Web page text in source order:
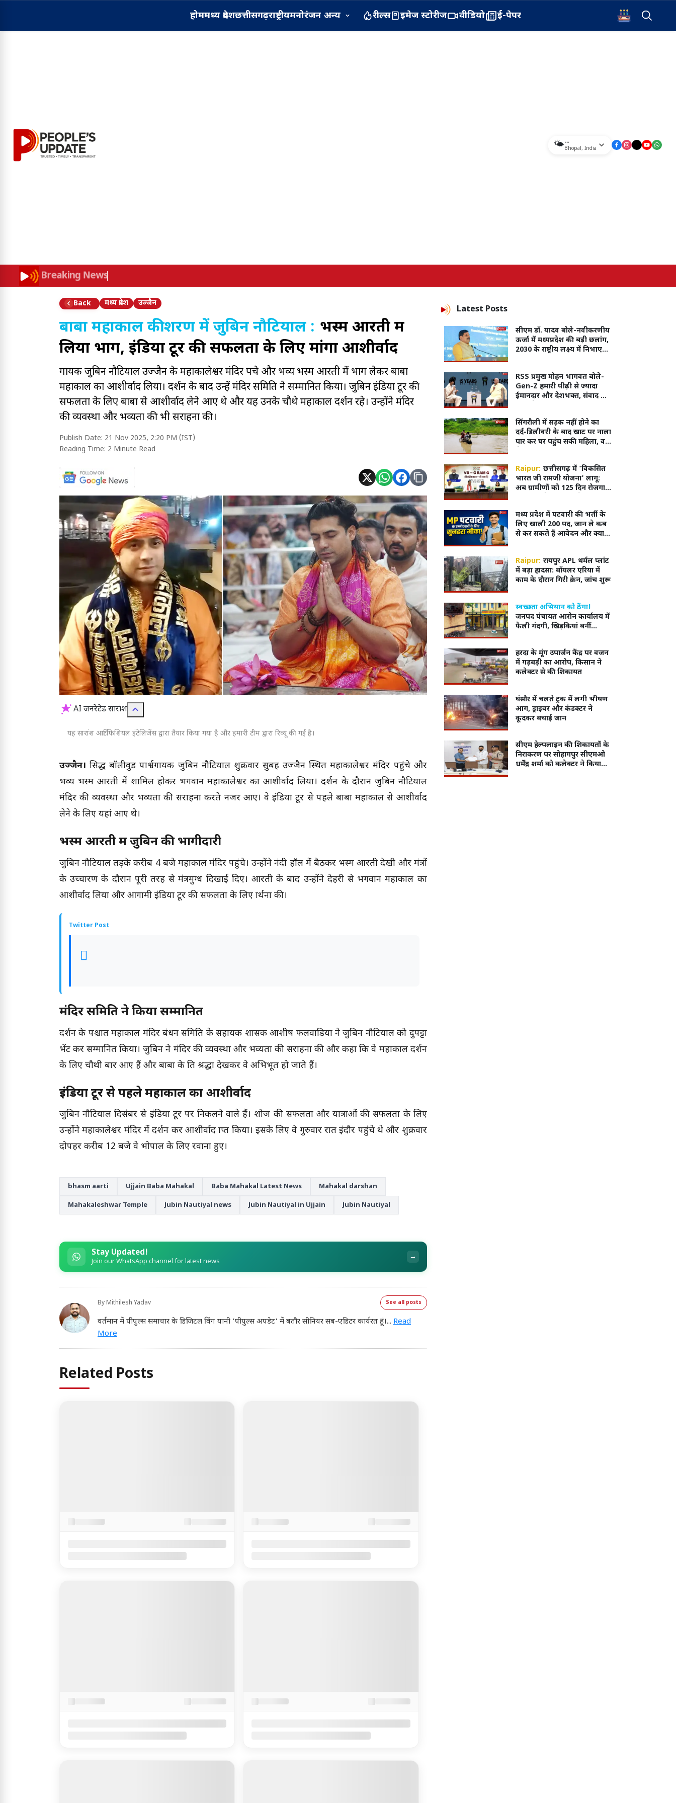
होममध्य प्रदेशछत्तीसगढ़राष्ट्रीयमनोरंजन अन्य रील्स इमेज स्टोरीज वीडियो ई-पेपर
🌤️--
Bhopal , India
Breaking News
Back मध्य प्रदेश उज्जैन
बाबा महाकाल की शरण में जुबिन नौटियाल : भस्म आरती में
लिया भाग, इंडिया टूर की सफलता के लिए मांगा आशीर्वाद
गायक जुबिन नौटियाल उज्जैन के महाकालेश्वर मंदिर पहुंचे और भव्य भस्म आरती में भाग लेकर बाबा
महाकाल का आशीर्वाद लिया। दर्शन के बाद उन्हें मंदिर समिति ने सम्मानित किया। जुबिन इंडिया टूर की
सफलता के लिए बाबा से आशीर्वाद लेने आए थे और यह उनके चौथे महाकाल दर्शन रहे। उन्होंने मंदिर
की व्यवस्था और भव्यता की भी सराहना की।
Publish Date: 21 Nov 2025, 2:20 PM (IST)
Reading Time: 2 Minute Read
AI जनरेटेड सारांश
यह सारांश आर्टिफिशियल इंटेलिजेंस द्वारा तैयार किया गया है और हमारी टीम द्वारा रिव्यू की गई है।
उज्जैन।प्रसिद्ध बॉलीवुड पार्श्वगायक जुबिन नौटियाल शुक्रवार सुबह उज्जैन स्थित महाकालेश्वर मंदिर पहुंचे और
भव्य भस्म आरती में शामिल होकर भगवान महाकालेश्वर का आशीर्वाद लिया। दर्शन के दौरान जुबिन नौटियाल
मंदिर की व्यवस्था और भव्यता की सराहना करते नजर आए। वे इंडिया टूर से पहले बाबा महाकाल से आशीर्वाद
लेने के लिए यहां आए थे।
भस्म आरती में जुबिन की भागीदारी
जुबिन नौटियाल तड़के करीब 4 बजे महाकाल मंदिर पहुंचे। उन्होंने नंदी हॉल में बैठकर भस्म आरती देखी और मंत्रों
के उच्चारण के दौरान पूरी तरह से मंत्रमुग्ध दिखाई दिए। आरती के बाद उन्होंने देहरी से भगवान महाकाल का
आशीर्वाद लिया और आगामी इंडिया टूर की सफलता के लिए प्रार्थना की।
Twitter Post
मंदिर समिति ने किया सम्मानित
दर्शन के पश्चात महाकाल मंदिर प्रबंधन समिति के सहायक प्रशासक आशीष फलवाडिया ने जुबिन नौटियाल को दुपट्टा
भेंट कर सम्मानित किया। जुबिन ने मंदिर की व्यवस्था और भव्यता की सराहना की और कहा कि वे महाकाल दर्शन
के लिए चौथी बार आए हैं और बाबा के प्रति श्रद्धा देखकर वे अभिभूत हो जाते हैं।
इंडिया टूर से पहले महाकाल का आशीर्वाद
जुबिन नौटियाल दिसंबर से इंडिया टूर पर निकलने वाले हैं। शोज की सफलता और यात्राओं की सफलता के लिए
उन्होंने महाकालेश्वर मंदिर में दर्शन कर आशीर्वाद प्राप्त किया। इसके लिए वे गुरुवार रात इंदौर पहुंचे थे और शुक्रवार
दोपहर करीब 12 बजे वे भोपाल के लिए रवाना हुए।
bhasm aarti Ujjain Baba Mahakal Baba Mahakal Latest News Mahakal darshan
Mahakaleshwar Temple Jubin Nautiyal news Jubin Nautiyal in Ujjain Jubin Nautiyal
Stay Updated!
Join our WhatsApp channel for latest news →
By Mithilesh Yadav See all posts
वर्तमान में पीपुल्स समाचार के डिजिटल विंग यानी 'पीपुल्स अपडेट' में बतौर सीनियर सब-एडिटर कार्यरत हूं।... Read
More
Related Posts
Latest Posts
सीएम डॉ. यादव बोले-नवीकरणीय
ऊर्जा में मध्यप्रदेश की बड़ी छलांग,
2030 के राष्ट्रीय लक्ष्य में निभाएगा
RSS प्रमुख मोहन भागवत बोले-
Gen-Z हमारी पीढ़ी से ज्यादा
ईमानदार और देशभक्त, संवाद की
सिंगरौली में सड़क नहीं होने का
दर्द-डिलीवरी के बाद खाट पर नाला
पार कर घर पहुंच सकी महिला, वर्षों
Raipur: छत्तीसगढ़ में 'विकसित
भारत जी रामजी योजना' लागू:
अब ग्रामीणों को 125 दिन रोजगार,
मध्य प्रदेश में पटवारी की भर्ती के
लिए खाली 200 पद, जान ले कब
से कर सकते हैं आवेदन और क्या है
Raipur: रायपुर APL थर्मल प्लांट
में बड़ा हादसा: बॉयलर एरिया में
काम के दौरान गिरी क्रेन, जांच शुरू
स्वच्छता अभियान को ठेंगा!
जनपद पंचायत आरोन कार्यालय में
फैली गंदगी, खिड़कियां बनीं
हरदा के मूंग उपार्जन केंद्र पर वजन
में गड़बड़ी का आरोप, किसान ने
कलेक्टर से की शिकायत
घंसौर में चलते ट्रक में लगी भीषण
आग, ड्राइवर और कंडक्टर ने
कूदकर बचाई जान
सीएम हेल्पलाइन की शिकायतों के
निराकरण पर सोहागपुर सीएमओ
धर्मेंद्र शर्मा को कलेक्टर ने किया